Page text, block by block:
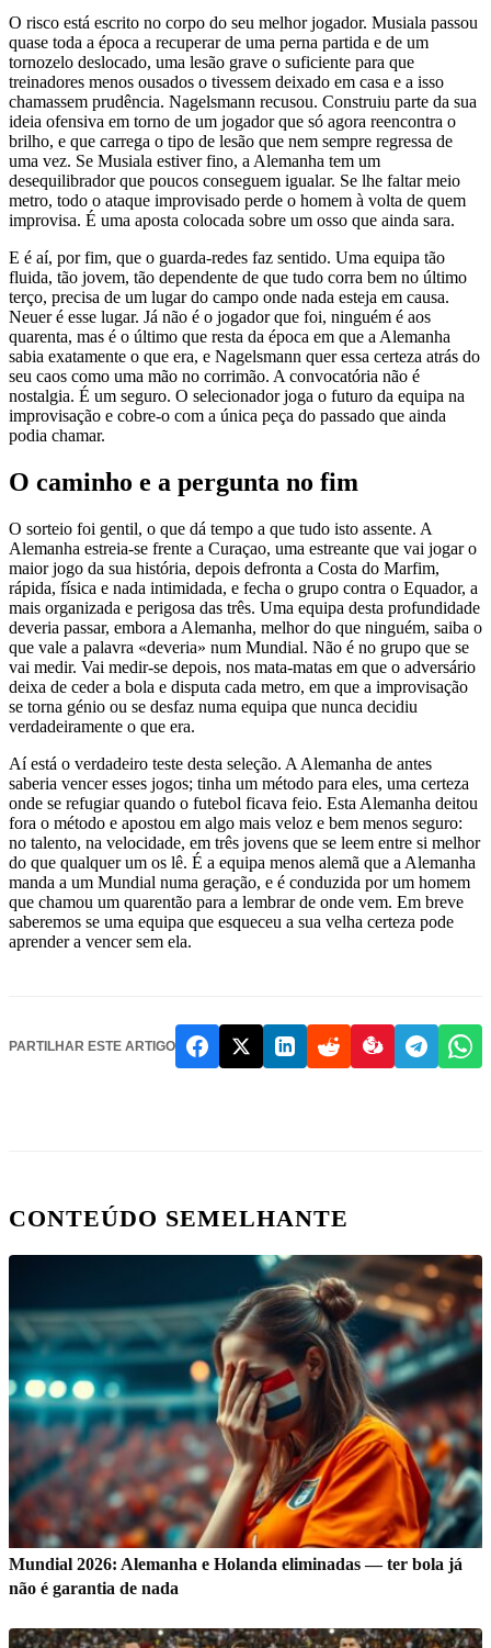
O risco está escrito no corpo do seu melhor jogador. Musiala passou
quase toda a época a recuperar de uma perna partida e de um
tornozelo deslocado, uma lesão grave o suficiente para que
treinadores menos ousados o tivessem deixado em casa e a isso
chamassem prudência. Nagelsmann recusou. Construiu parte da sua
ideia ofensiva em torno de um jogador que só agora reencontra o
brilho, e que carrega o tipo de lesão que nem sempre regressa de
uma vez. Se Musiala estiver fino, a Alemanha tem um
desequilibrador que poucos conseguem igualar. Se lhe faltar meio
metro, todo o ataque improvisado perde o homem à volta de quem
improvisa. É uma aposta colocada sobre um osso que ainda sara.
E é aí, por fim, que o guarda-redes faz sentido. Uma equipa tão
fluida, tão jovem, tão dependente de que tudo corra bem no último
terço, precisa de um lugar do campo onde nada esteja em causa.
Neuer é esse lugar. Já não é o jogador que foi, ninguém é aos
quarenta, mas é o último que resta da época em que a Alemanha
sabia exatamente o que era, e Nagelsmann quer essa certeza atrás do
seu caos como uma mão no corrimão. A convocatória não é
nostalgia. É um seguro. O selecionador joga o futuro da equipa na
improvisação e cobre-o com a única peça do passado que ainda
podia chamar.
O caminho e a pergunta no fim
O sorteio foi gentil, o que dá tempo a que tudo isto assente. A
Alemanha estreia-se frente a Curaçao, uma estreante que vai jogar o
maior jogo da sua história, depois defronta a Costa do Marfim,
rápida, física e nada intimidada, e fecha o grupo contra o Equador, a
mais organizada e perigosa das três. Uma equipa desta profundidade
deveria passar, embora a Alemanha, melhor do que ninguém, saiba o
que vale a palavra «deveria» num Mundial. Não é no grupo que se
vai medir. Vai medir-se depois, nos mata-matas em que o adversário
deixa de ceder a bola e disputa cada metro, em que a improvisação
se torna génio ou se desfaz numa equipa que nunca decidiu
verdadeiramente o que era.
Aí está o verdadeiro teste desta seleção. A Alemanha de antes
saberia vencer esses jogos; tinha um método para eles, uma certeza
onde se refugiar quando o futebol ficava feio. Esta Alemanha deitou
fora o método e apostou em algo mais veloz e bem menos seguro:
no talento, na velocidade, em três jovens que se leem entre si melhor
do que qualquer um os lê. É a equipa menos alemã que a Alemanha
manda a um Mundial numa geração, e é conduzida por um homem
que chamou um quarentão para a lembrar de onde vem. Em breve
saberemos se uma equipa que esqueceu a sua velha certeza pode
aprender a vencer sem ela.
PARTILHAR ESTE ARTIGO
CONTEÚDO SEMELHANTE
Mundial 2026: Alemanha e Holanda eliminadas — ter bola já
não é garantia de nada